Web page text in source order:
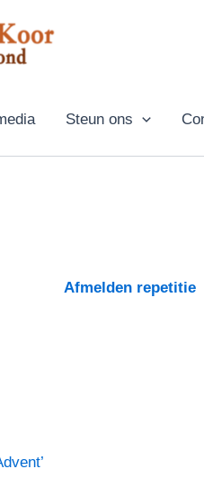
Steun ons
Afmelden repetitie